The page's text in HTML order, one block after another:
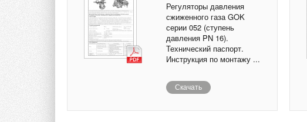
Регуляторы давления
сжиженного газа GOK
серии 052 (ступень
давления PN 16).
Технический паспорт.
Инструкция по монтажу ...
Скачать